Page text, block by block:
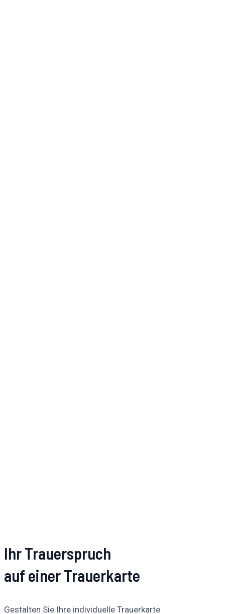
Ihr Trauerspruch
auf einer Trauerkarte
Gestalten Sie Ihre individuelle Trauerkarte